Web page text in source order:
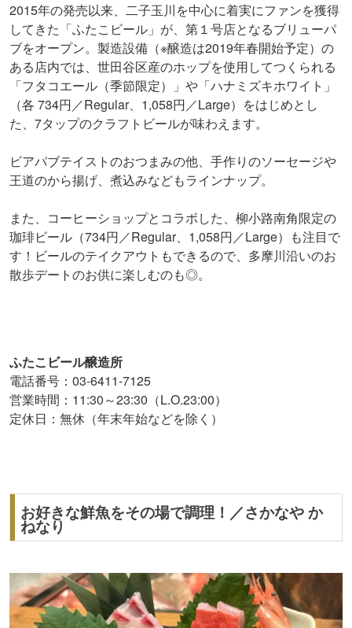
2015年の発売以来、二子玉川を中心に着実にファンを獲得
してきた「ふたこビール」が、第１号店となるブリューパ
ブをオープン。製造設備（※醸造は2019年春開始予定）の
ある店内では、世田谷区産のホップを使用してつくられる
「フタコエール（季節限定）」や「ハナミズキホワイト」
（各 734円／Regular、1,058円／Large）をはじめとし
た、7タップのクラフトビールが味わえます。
ビアパブテイストのおつまみの他、手作りのソーセージや
王道のから揚げ、煮込みなどもラインナップ。
また、コーヒーショップとコラボした、柳小路南角限定の
珈琲ビール（734円／Regular、1,058円／Large）も注目で
す！ビールのテイクアウトもできるので、多摩川沿いのお
散歩デートのお供に楽しむのも◎。
ふたこビール醸造所
電話番号：03-6411-7125
営業時間：11:30～23:30（L.O.23:00）
定休日：無休（年末年始などを除く）
お好きな鮮魚をその場で調理！／さかなや か
ねなり